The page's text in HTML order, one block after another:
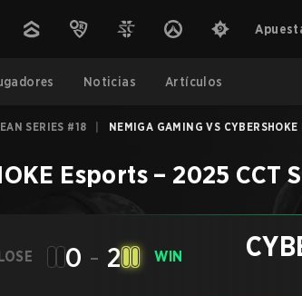
Noticias Artículos
SERIES #18 NEMIGA GAMING VS
Esports – 2025 CCT
0 - 2 WIN